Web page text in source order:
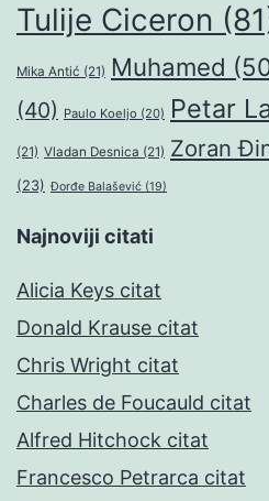
Tulije Ciceron
Mika Antić (21) Muhamed
(40) Paulo Koeljo (20) Petar
(21) Vladan Desnica (21) Zoran
(23) Đorđe Balašević (19)
Najnoviji citati
Alicia Keys citat
Donald Krause citat
Chris Wright citat
Charles de Foucauld citat
Alfred Hitchock citat
Francesco Petrarca citat